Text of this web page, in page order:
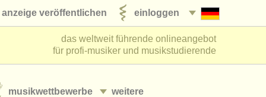
einloggen
anzeige veröffentlichen
das weltweit führende onlineangebot
für profi-musiker und musikstudierende
weitere
musikwettbewerbe